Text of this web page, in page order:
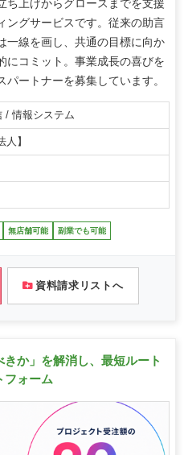
ち上げからグロースまでを支援
ングサービスです。従来の助言
一線を画し、共通の目標に向か
にコミット。事業成長の喜びを
ートナーを募集しています。
/ 情報システム
人】
無店舗可能 副業でも可能
資料請求リストへ
か」を解消し、最短ルート
フォーム